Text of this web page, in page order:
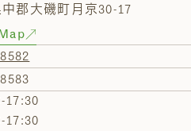
郡大磯町月京30-17